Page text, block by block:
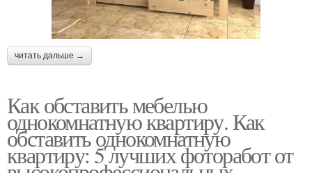
читать дальше →
Как обставить мебелью
однокомнатную квартиру. Как
обставить однокомнатную
квартиру: 5 лучших фоторабот от